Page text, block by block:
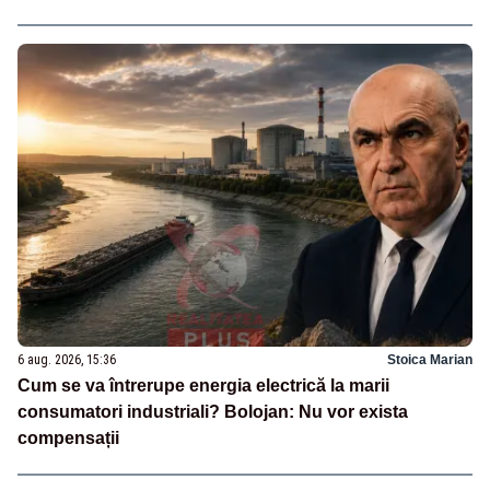
6 aug. 2026, 15:36 Stoica Marian
Cum se va întrerupe energia electrică la marii
consumatori industriali? Bolojan: Nu vor exista
compensații